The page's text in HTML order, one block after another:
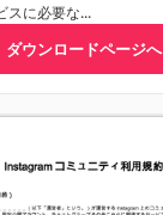
スに必要な...
ダウンロードページへ